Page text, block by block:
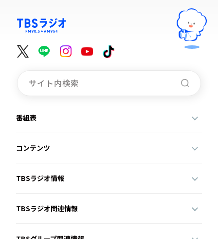
番組表
コンテンツ
TBSラジオ情報
TBSラジオ関連情報